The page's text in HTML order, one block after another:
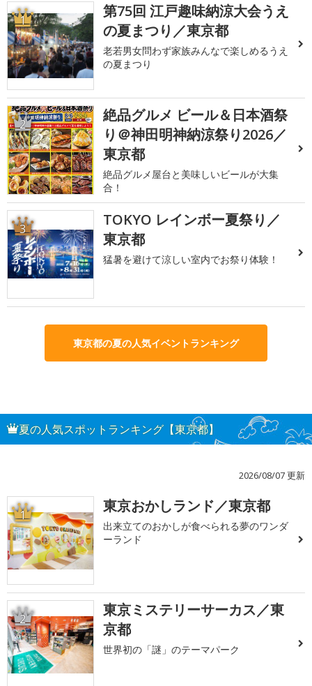
1
第75回 江戸趣味納涼大会うえ
の夏まつり／東京都
老若男女問わず家族みんなで楽しめるうえ
の夏まつり
2
絶品グルメ ビール＆日本酒祭
り＠神田明神納涼祭り2026／
東京都
絶品グルメ屋台と美味しいビールが大集
合！
3
TOKYO レインボー夏祭り／
東京都
猛暑を避けて涼しい室内でお祭り体験！
東京都の夏の人気イベントランキング
夏の人気スポットランキング【東京都】
2026/08/07 更新
1 東京おかしランド／東京都
出来立てのおかしが食べられる夢のワンダ
ーランド
2
東京ミステリーサーカス／東
京都
世界初の「謎」のテーマパーク